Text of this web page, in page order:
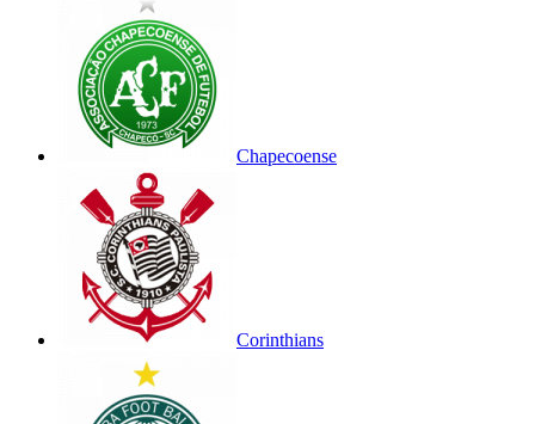
Chapecoense
Corinthians